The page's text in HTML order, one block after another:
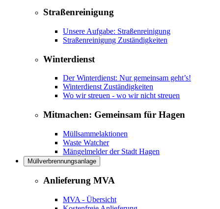
Straßenreinigung
Unsere Aufgabe: Straßenreinigung
Straßenreinigung Zuständigkeiten
Winterdienst
Der Winterdienst: Nur gemeinsam geht’s!
Winterdienst Zuständigkeiten
Wo wir streuen - wo wir nicht streuen
Mitmachen: Gemeinsam für Hagen
Müllsammelaktionen
Waste Watcher
Mängelmelder der Stadt Hagen
Müllverbrennungsanlage
Anlieferung MVA
MVA - Übersicht